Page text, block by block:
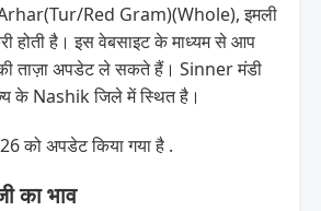
Red Gram)(Whole), इमली
होती है। इस वेबसाइट के माध्यम से आप
ताज़ा अपडेट ले सकते हैं। Sinner मंडी
के Nashik जिले में स्थित है।
को अपडेट किया गया है .
का भाव